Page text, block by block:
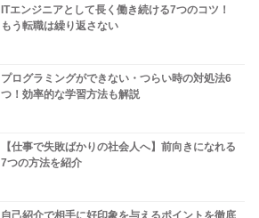
ITエンジニアとして長く働き続ける7つのコツ！
もう転職は繰り返さない
プログラミングができない・つらい時の対処法6
つ！効率的な学習方法も解説
【仕事で失敗ばかりの社会人へ】前向きになれる
7つの方法を紹介
自己紹介で相手に好印象を与えるポイントを徹底